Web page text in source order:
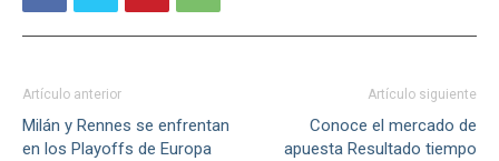
Artículo anterior
Milán y Rennes se enfrentan
en los Playoffs de Europa
Artículo siguiente
Conoce el mercado de
apuesta Resultado tiempo